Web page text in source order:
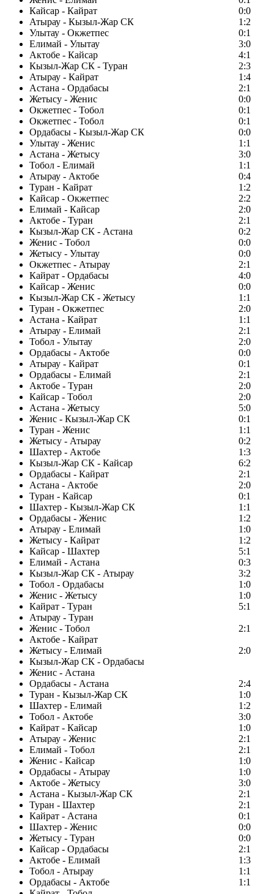
Кайсар - Кайрат
0:0
Атырау - Кызыл-Жар СК
1:2
Улытау - Окжетпес
0:1
Елимай - Улытау
3:0
Актобе - Кайсар
4:1
Кызыл-Жар СК - Туран
2:3
Атырау - Кайрат
1:4
Астана - Ордабасы
2:1
Жетысу - Женис
0:0
Окжетпес - Тобол
0:1
Окжетпес - Тобол
0:1
Ордабасы - Кызыл-Жар СК
0:0
Улытау - Женис
1:1
Астана - Жетысу
3:0
Тобол - Елимай
1:1
Атырау - Актобе
0:4
Туран - Кайрат
1:2
Кайсар - Окжетпес
2:2
Елимай - Кайсар
2:0
Актобе - Туран
2:1
Кызыл-Жар СК - Астана
0:2
Женис - Тобол
0:0
Жетысу - Улытау
0:0
Окжетпес - Атырау
2:1
Кайрат - Ордабасы
4:0
Кайсар - Женис
0:0
Кызыл-Жар СК - Жетысу
1:1
Туран - Окжетпес
2:0
Астана - Кайрат
1:1
Атырау - Елимай
2:1
Тобол - Улытау
2:0
Ордабасы - Актобе
0:0
Атырау - Кайрат
0:1
Ордабасы - Елимай
2:1
Актобе - Туран
2:0
Кайсар - Тобол
2:0
Астана - Жетысу
5:0
Женис - Кызыл-Жар СК
0:1
Туран - Женис
1:1
Жетысу - Атырау
0:2
Шахтер - Актобе
1:3
Кызыл-Жар СК - Кайсар
6:2
Ордабасы - Кайрат
2:1
Астана - Актобе
2:0
Туран - Кайсар
0:1
Шахтер - Кызыл-Жар СК
1:1
Ордабасы - Женис
1:2
Атырау - Елимай
1:0
Жетысу - Кайрат
1:2
Кайсар - Шахтер
5:1
Елимай - Астана
0:3
Кызыл-Жар СК - Атырау
3:2
Тобол - Ордабасы
1:0
Женис - Жетысу
1:0
Кайрат - Туран
5:1
Атырау - Туран
Женис - Тобол
2:1
Актобе - Кайрат
Жетысу - Елимай
2:0
Кызыл-Жар СК - Ордабасы
Женис - Астана
Ордабасы - Астана
2:4
Туран - Кызыл-Жар СК
1:0
Шахтер - Елимай
1:2
Тобол - Актобе
3:0
Кайрат - Кайсар
1:0
Атырау - Женис
2:1
Елимай - Тобол
2:1
Женис - Кайсар
1:0
Ордабасы - Атырау
1:0
Актобе - Жетысу
3:0
Астана - Кызыл-Жар СК
2:1
Туран - Шахтер
2:1
Кайрат - Астана
0:1
Шахтер - Женис
0:0
Жетысу - Туран
0:0
Кайсар - Ордабасы
2:1
Актобе - Елимай
1:3
Тобол - Атырау
1:1
Ордабасы - Актобе
1:1